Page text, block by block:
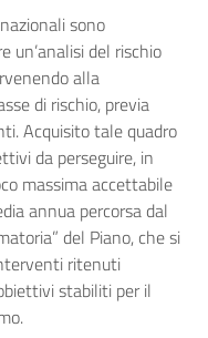
sono
un’analisi del rischio
alla
di rischio, previa
Acquisito tale quadro
da perseguire, in
massima accettabile
annua percorsa dal
del Piano, che si
ritenuti
stabiliti per il